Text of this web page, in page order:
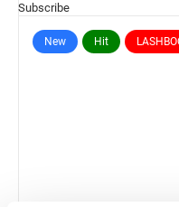
Subscribe
New Hit